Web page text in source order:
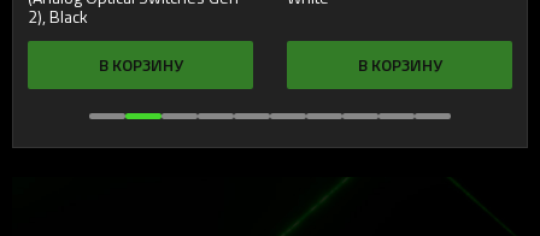
2), Black
В КОРЗИНУ В КОРЗИНУ